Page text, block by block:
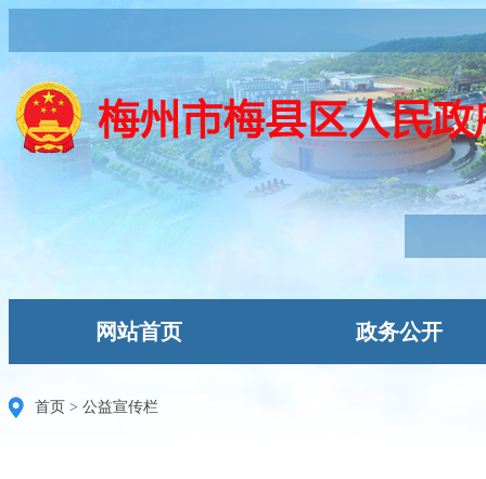
网站首页 政务公开
首页 > 公益宣传栏